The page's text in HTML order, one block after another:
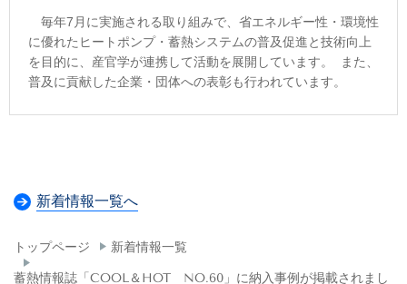
毎年7月に実施される取り組みで、省エネルギー性・環境性
に優れたヒートポンプ・蓄熱システムの普及促進と技術向上
を目的に、産官学が連携して活動を展開しています。 また、
普及に貢献した企業・団体への表彰も行われています。
新着情報一覧へ
トップページ
新着情報一覧
蓄熱情報誌「COOL＆HOT NO.60」に納入事例が掲載されまし